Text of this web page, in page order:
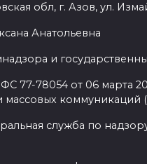
обл, г. Азов, ул.
Анатольевна
и
77-78054 от 06 марта
коммуникаций
служба по